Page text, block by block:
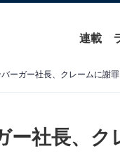
連載
ー社長、